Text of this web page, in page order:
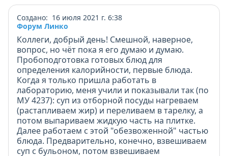
Создано: 16 июля 2021 г. 6:38
Форум Линко
Коллеги, добрый день! Смешной, наверное,
вопрос, но чёт пока я его думаю и думаю.
Пробоподготовка готовых блюд для
определения калорийности, первые блюда.
Когда я только пришла работать в
лабораторию, меня учили и показывали так (по
МУ 4237): суп из отборной посуды нагреваем
(растапливаем жир) и переливаем в тарелку, а
потом выпариваем жидкую часть на плитке.
Далее работаем с этой "обезвоженной" частью
блюда. Предварительно, конечно, взвешиваем
суп с бульоном, потом взвешиваем